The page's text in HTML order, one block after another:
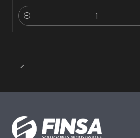
Cantidad